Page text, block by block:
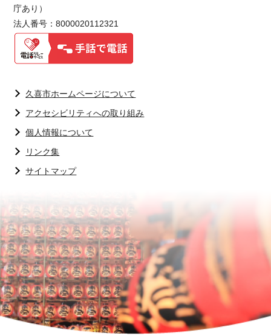
庁あり）
法人番号：8000020112321
久喜市ホームページについて
アクセシビリティへの取り組み
個人情報について
リンク集
サイトマップ